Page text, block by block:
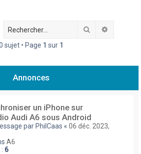
h
r
Rechercher
sujet • Page 1 sur 1
Annonces
un iPhone sur
Audi A6 sous Android
par PhilCaas « 06 déc. 2023,
A6
6